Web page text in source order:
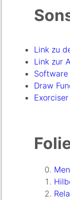
Link zu
Link zur
Draw